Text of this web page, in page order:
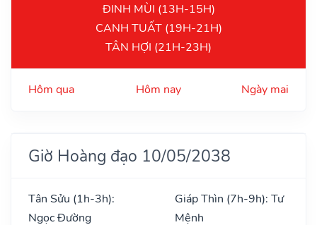
ĐINH MÙI (13H-15H)
CANH TUẤT (19H-21H)
TÂN HỢI (21H-23H)
Hôm qua Hôm nay Ngày mai
Giờ Hoàng đạo 10/05/2038
Tân Sửu (1h-3h):
Ngọc Đường
Giáp Thìn (7h-9h): Tư
Mệnh